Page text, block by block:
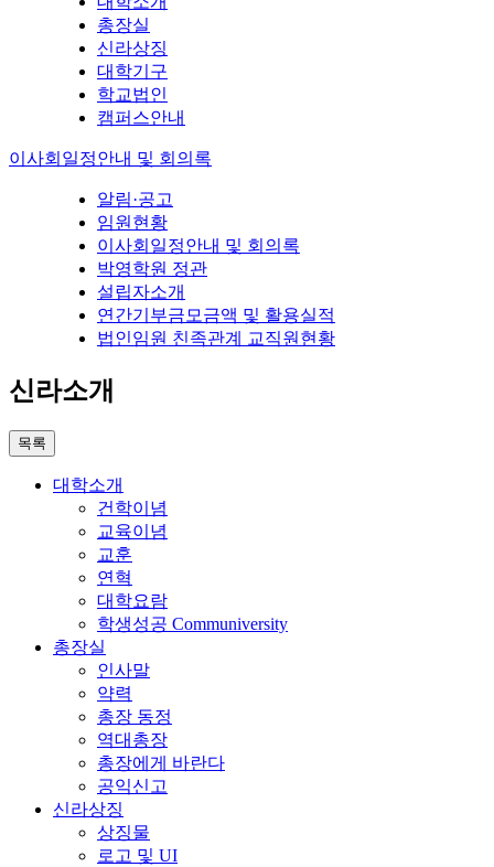
총장실
신라상징
대학기구
학교법인
캠퍼스안내
이사회일정안내 및 회의록
알림·공고
임원현황
이사회일정안내 및 회의록
박영학원 정관
설립자소개
연간기부금모금액 및 활용실적
법인임원 친족관계 교직원현황
신라소개
목록
대학소개
건학이념
교육이념
교훈
연혁
대학요람
학생성공 Communiversity
총장실
인사말
약력
총장 동정
역대총장
총장에게 바란다
공익신고
신라상징
상징물
로고 및 UI